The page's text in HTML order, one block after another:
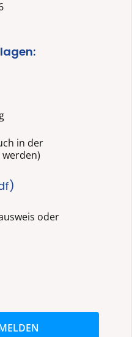
in der
oder